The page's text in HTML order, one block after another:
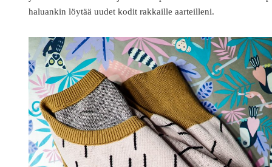
haluankin löytää uudet kodit rakkaille aarteilleni.